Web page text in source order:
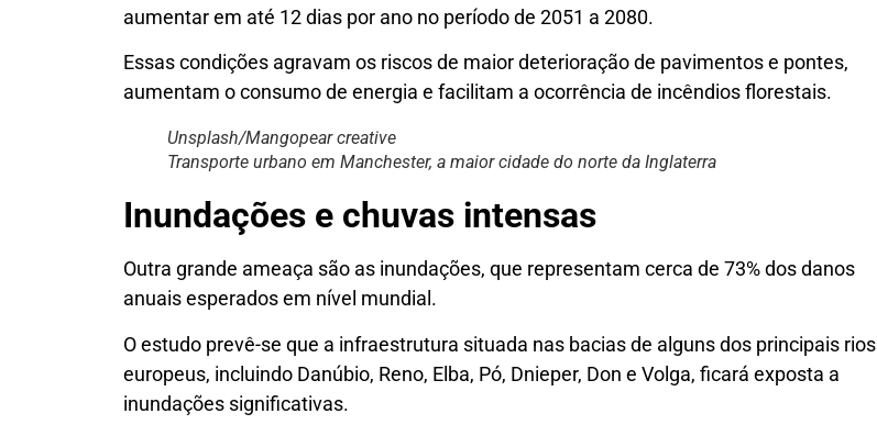
aumentar em até 12 dias por ano no período de 2051 a 2080.
Essas condições agravam os riscos de maior deterioração de pavimentos e pontes,
aumentam o consumo de energia e facilitam a ocorrência de incêndios florestais.
Unsplash/Mangopear creative
Transporte urbano em Manchester, a maior cidade do norte da Inglaterra
Inundações e chuvas intensas
Outra grande ameaça são as inundações, que representam cerca de 73% dos danos
anuais esperados em nível mundial.
O estudo prevê-se que a infraestrutura situada nas bacias de alguns dos principais rios
europeus, incluindo Danúbio, Reno, Elba, Pó, Dnieper, Don e Volga, ficará exposta a
inundações significativas.